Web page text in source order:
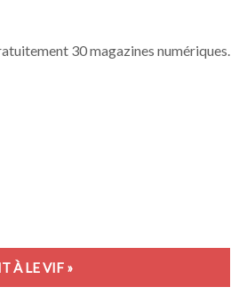
30 magazines numériques.
À LE VIF »